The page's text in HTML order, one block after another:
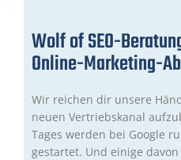
Wolf of SEO-
Online-Marketing-
Wir reichen dir unsere
neuen Vertriebskanal
Tages werden bei Google
gestartet. Und einige